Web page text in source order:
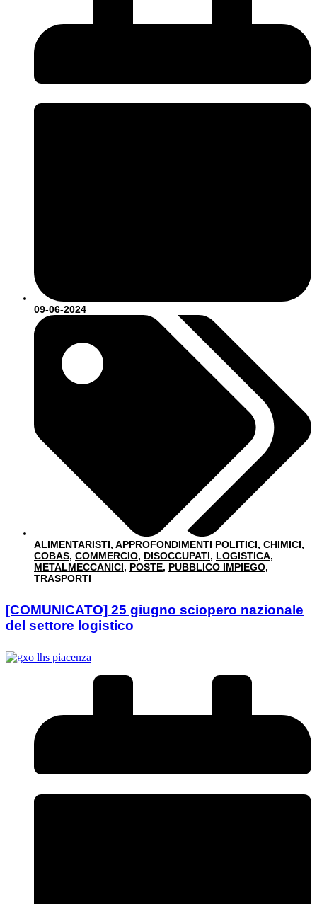
09-06-2024
ALIMENTARISTI, APPROFONDIMENTI POLITICI, CHIMICI,
COBAS, COMMERCIO, DISOCCUPATI, LOGISTICA,
METALMECCANICI, POSTE, PUBBLICO IMPIEGO,
TRASPORTI
[COMUNICATO] 25 giugno sciopero nazionale
del settore logistico